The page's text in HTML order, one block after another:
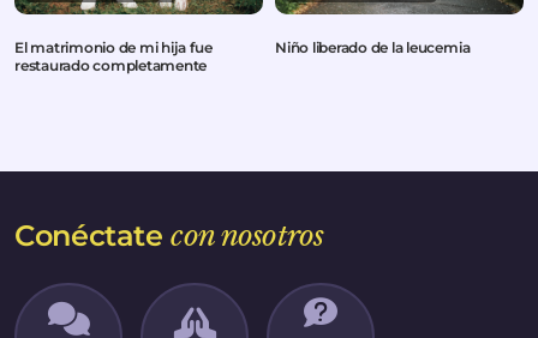
El matrimonio de mi hija fue
restaurado completamente
Niño liberado de la leucemia
Conéctatecon nosotros